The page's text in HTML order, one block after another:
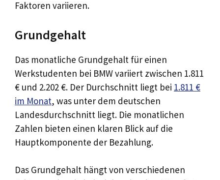
Faktoren variieren.
Grundgehalt
Das monatliche Grundgehalt für einen
Werkstudenten bei BMW variiert zwischen 1.811
€ und 2.202 €. Der Durchschnitt liegt bei 1.811 €
im Monat, was unter dem deutschen
Landesdurchschnitt liegt. Die monatlichen
Zahlen bieten einen klaren Blick auf die
Hauptkomponente der Bezahlung.
Das Grundgehalt hängt von verschiedenen